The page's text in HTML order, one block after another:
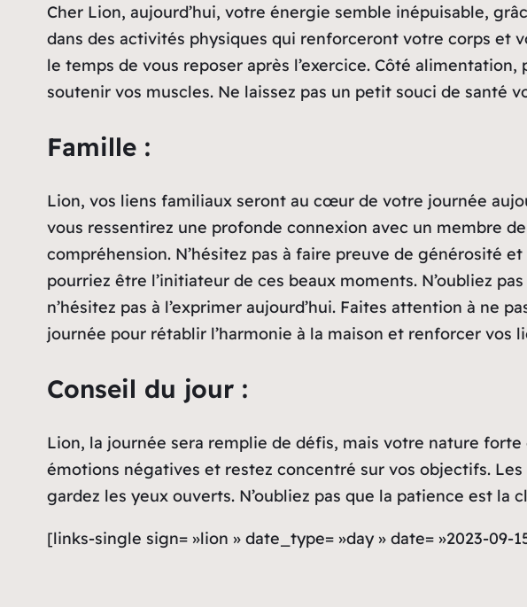
Cher Lion, aujourd’hui, votre énergie semble inépuisable,
dans des activités physiques qui renforceront votre corps et
le temps de vous reposer après l’exercice. Côté
soutenir vos muscles. Ne laissez pas un petit souci de
Famille :
Lion, vos liens familiaux seront au cœur de votre journée
vous ressentirez une profonde connexion avec un membre
compréhension. N’hésitez pas à faire preuve de générosité
pourriez être l’initiateur de ces beaux moments. N’oubliez
n’hésitez pas à l’exprimer aujourd’hui. Faites attention à ne
journée pour rétablir l’harmonie à la maison et renforcer vos
Conseil du jour :
Lion, la journée sera remplie de défis, mais votre nature
émotions négatives et restez concentré sur vos objectifs.
gardez les yeux ouverts. N’oubliez pas que la patience est la
[links-single sign= »lion » date_type= »day » date= »2023-09-